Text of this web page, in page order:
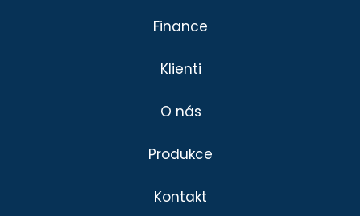
Divadlo
Finance
Klienti
O nás
Produkce
Kontakt